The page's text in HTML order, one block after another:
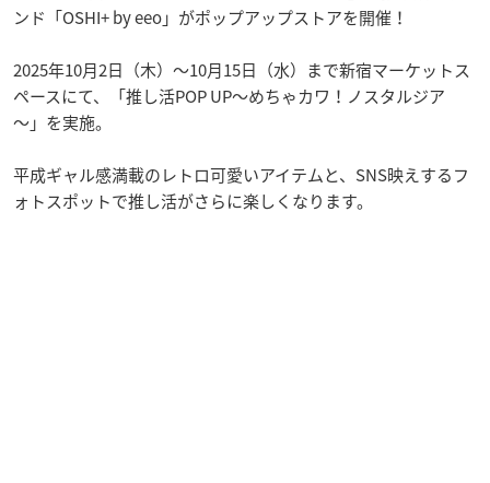
ンド「OSHI+ by eeo」がポップアップストアを開催！
2025年10月2日（木）〜10月15日（水）まで新宿マーケットス
ペースにて、「推し活POP UP～めちゃカワ！ノスタルジア
～」を実施。
平成ギャル感満載のレトロ可愛いアイテムと、SNS映えするフ
ォトスポットで推し活がさらに楽しくなります。